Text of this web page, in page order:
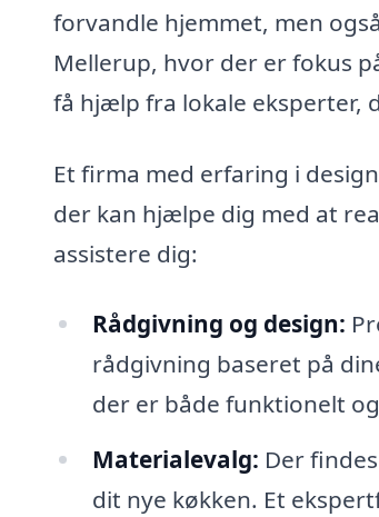
forvandle hjemmet, men
Mellerup, hvor der er fokus
få hjælp fra lokale eksperter,
Et firma med erfaring i
der kan hjælpe dig med at
assistere dig:
Rådgivning og design:
rådgivning baseret på
der er både funktionelt
Materialevalg: Der
dit nye køkken. Et